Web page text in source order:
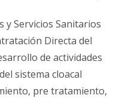
y Servicios Sanitarios
Directa del
de actividades
sistema cloacal
pre tratamiento,